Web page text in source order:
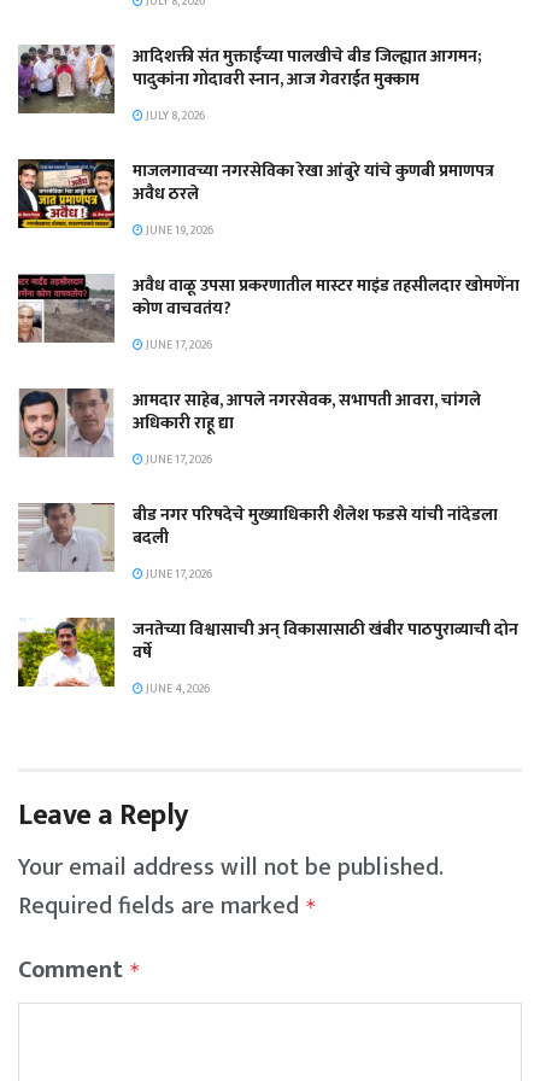
आदिशक्ती संत मुक्ताईंच्या पालखीचे बीड जिल्ह्यात आगमन;
पादुकांना गोदावरी स्नान, आज गेवराईत मुक्काम
JULY 8, 2026
माजलगावच्या नगरसेविका रेखा आंबुरे यांचे कुणबी प्रमाणपत्र
अवैध ठरले
JUNE 19, 2026
अवैध वाळू उपसा प्रकरणातील मास्टर माइंड तहसीलदार खोमणेंना
कोण वाचवतंय?
JUNE 17, 2026
आमदार साहेब, आपले नगरसेवक, सभापती आवरा, चांगले
अधिकारी राहू द्या
JUNE 17, 2026
बीड नगर परिषदेचे मुख्याधिकारी शैलेश फडसे यांची नांदेडला
बदली
JUNE 17, 2026
जनतेच्या विश्वासाची अन् विकासासाठी खंबीर पाठपुराव्याची दोन
वर्षे
JUNE 4, 2026
Leave a Reply
Your email address will not be published.
Required fields are marked *
Comment *